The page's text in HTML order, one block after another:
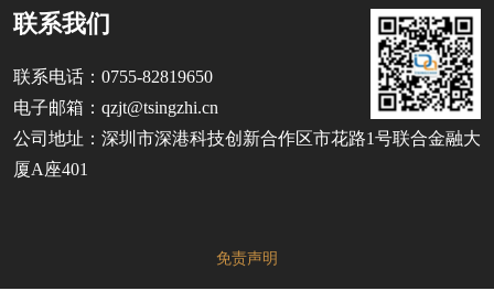
联系我们
联系电话：0755-82819650
电子邮箱：qzjt@tsingzhi.cn
公司地址：深圳市深港科技创新合作区市花路1号联合金融大
厦A座401
免责声明